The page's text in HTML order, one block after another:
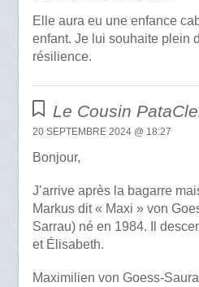
Elle aura eu une enfance
enfant. Je lui souhaite plein
résilience.
Le Cousin
20 SEPTEMBRE 2024 @ 18:27
Bonjour,
J’arrive après la bagarre
Markus dit « Maxi » von
Sarrau) né en 1984. Il
et Élisabeth.
Maximilien von Goess-